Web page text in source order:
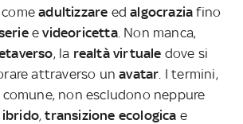
comeadultizzare ed algocrazia fino
evideoricetta. Non manca,
, la realtà virtuale dove si
attraverso unavatar . I termini,
comune, non escludono neppure
ibrido,transizione ecologica e